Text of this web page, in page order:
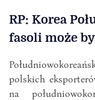
RP: Korea
fasoli może
polskich
na